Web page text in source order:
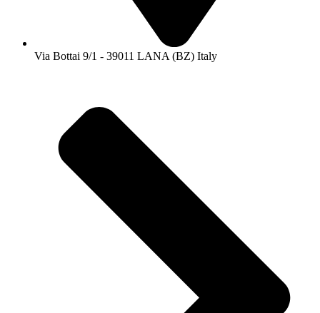
Via Bottai 9/1 - 39011 LANA (BZ) Italy